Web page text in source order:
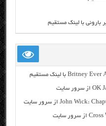
بارونی با لینک مستقیم